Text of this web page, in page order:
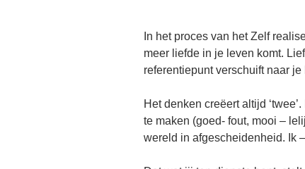
In het proces van het Zelf
meer liefde in je leven komt.
referentiepunt verschuift naar je
Het denken creëert altijd
te maken (goed- fout, mooi –
wereld in afgescheidenheid. Ik